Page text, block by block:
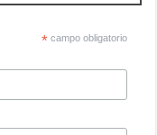
*campo obligatorio